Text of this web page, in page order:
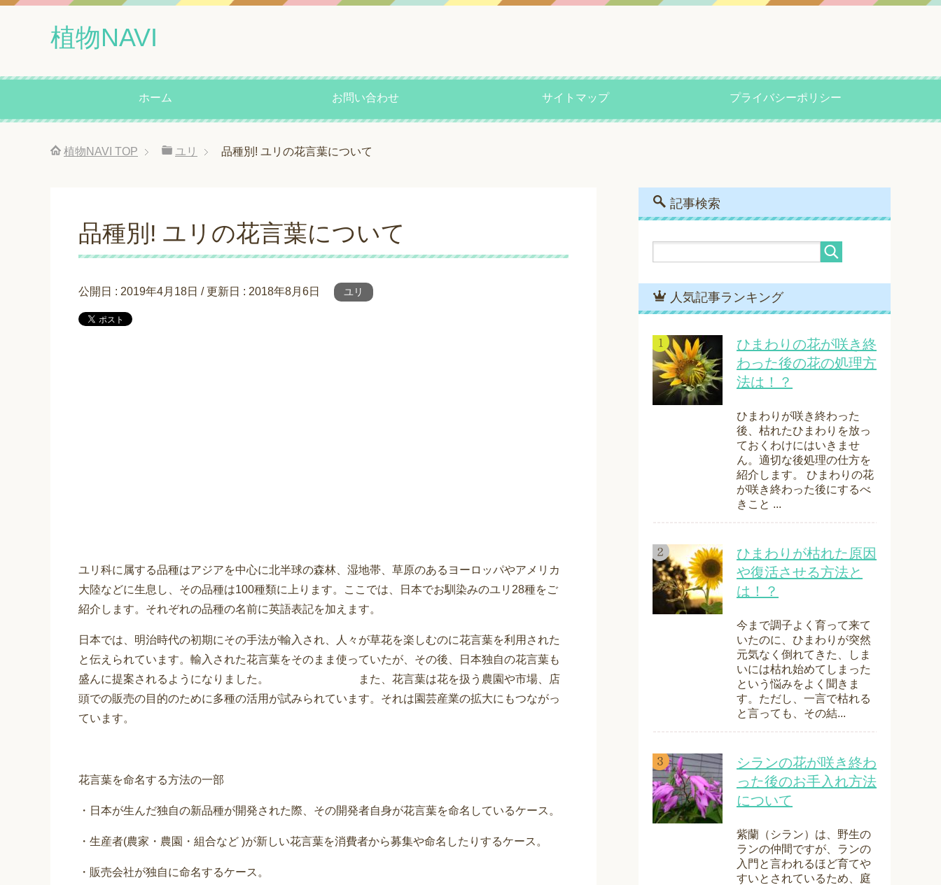
植物NAVI
ホーム お問い合わせ サイトマップ プライバシーポリシー
植物NAVI TOP ユリ 品種別! ユリの花言葉について
品種別! ユリの花言葉について
公開日 : 2019年4月18日 / 更新日 : 2018年8月6日 ユリ
ユリ科に属する品種はアジアを中心に北半球の森林、湿地帯、草原のあるヨーロッパやアメリカ
大陸などに生息し、その品種は100種類に上ります。ここでは、日本でお馴染みのユリ28種をご
紹介します。それぞれの品種の名前に英語表記を加えます。
日本では、明治時代の初期にその手法が輸入され、人々が草花を楽しむのに花言葉を利用された
と伝えられています。輸入された花言葉をそのまま使っていたが、その後、日本独自の花言葉も
盛んに提案されるようになりました。 また、花言葉は花を扱う農園や市場、店
頭での販売の目的のために多種の活用が試みられています。それは園芸産業の拡大にもつながっ
ています。
花言葉を命名する方法の一部
・日本が生んだ独自の新品種が開発された際、その開発者自身が花言葉を命名しているケース。
・生産者(農家・農園・組合など )が新しい花言葉を消費者から募集や命名したりするケース。
・販売会社が独自に命名するケース。
記事検索
人気記事ランキング
ひまわりの花が咲き終
わった後の花の処理方
法は！？
ひまわりが咲き終わった
後、枯れたひまわりを放っ
ておくわけにはいきませ
ん。適切な後処理の仕方を
紹介します。 ひまわりの花
が咲き終わった後にするべ
きこと ...
ひまわりが枯れた原因
や復活させる方法と
は！？
今まで調子よく育って来て
いたのに、ひまわりが突然
元気なく倒れてきた、しま
いには枯れ始めてしまった
という悩みをよく聞きま
す。ただし、一言で枯れる
と言っても、その結...
シランの花が咲き終わ
った後のお手入れ方法
について
紫蘭（シラン）は、野生の
ランの仲間ですが、ランの
入門と言われるほど育てや
すいとされているため、庭